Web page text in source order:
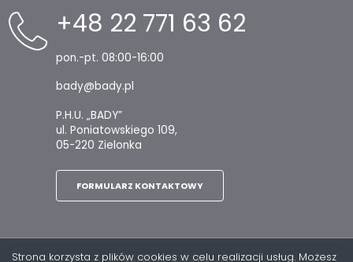
+48 22 771 63 62
pon.-pt. 08:00-16:00
bady@bady.pl
P.H.U. „BADY”
ul. Poniatowskiego 109,
05-220 Zielonka
FORMULARZ KONTAKTOWY
Strona korzysta z plików cookies w celu realizacji usług. Możesz